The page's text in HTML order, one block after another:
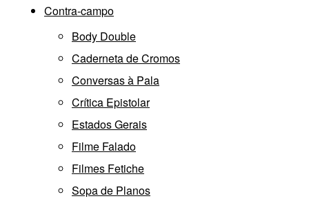
Contra-campo
Body Double
Caderneta de Cromos
Conversas à Pala
Crítica Epistolar
Estados Gerais
Filme Falado
Filmes Fetiche
Sopa de Planos